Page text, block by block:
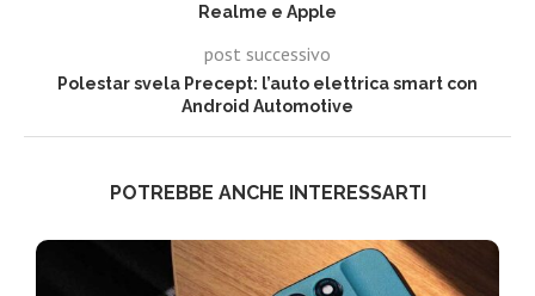
Realme e Apple
post successivo
Polestar svela Precept: l’auto elettrica smart con
Android Automotive
POTREBBE ANCHE INTERESSARTI